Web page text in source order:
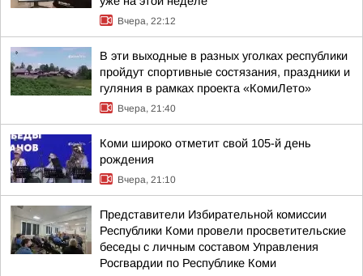
Вчера, 22:12
В эти выходные в разных уголках республики
пройдут спортивные состязания, праздники и
гуляния в рамках проекта «КомиЛето»
Вчера, 21:40
Коми широко отметит свой 105-й день
рождения
Вчера, 21:10
Представители Избирательной комиссии
Республики Коми провели просветительские
беседы с личным составом Управления
Росгвардии по Республике Коми